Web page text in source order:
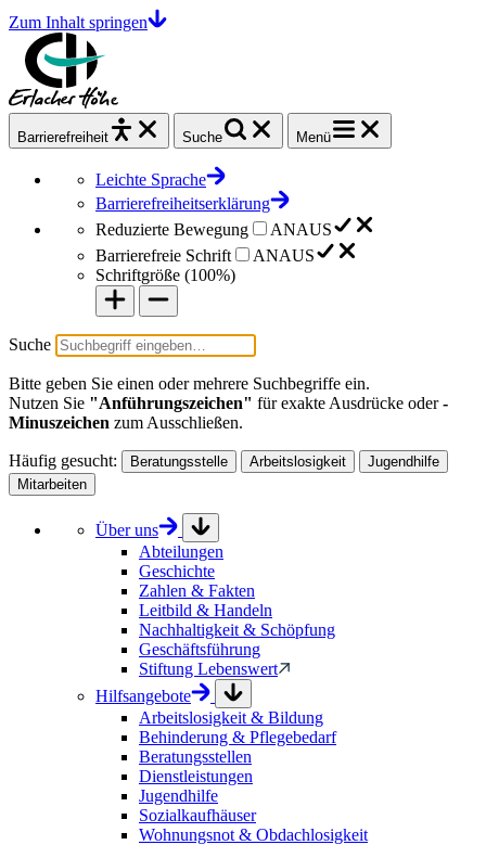
Zum Inhalt springen
Barrierefrei heit Suche Menü
Leichte Sprache
Barrierefreiheitserklärung
Reduzierte Bewegung
ANAUS
Barrierefreie Schrift
ANAUS
Schriftgröße (100%)
Suche
Bitte geben Sie einen oder mehrere Suchbegriffe ein.
Nutzen Sie "Anführungszeichen" für exakte Ausdrücke oder-
Minuszeichen zum Ausschließen.
Häufig gesucht: Beratungsstelle Arbeitslosigkeit
Jugendhilfe
Mitarbeiten
Über uns
Abteilungen
Geschichte
Zahlen & Fakten
Leitbild & Handeln
Nachhaltigkeit & Schöpfung
Geschäftsführung
Stiftung Lebenswert
Hilfsangebote
Arbeitslosigkeit & Bildung
Behinderung & Pflegebedarf
Beratungsstellen
Dienstleistungen
Jugendhilfe
Sozialkaufhäuser
Wohnungsnot & Obdachlosigkeit